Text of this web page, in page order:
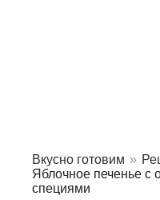
Вкусно готовим »
Яблочное печенье с
специями